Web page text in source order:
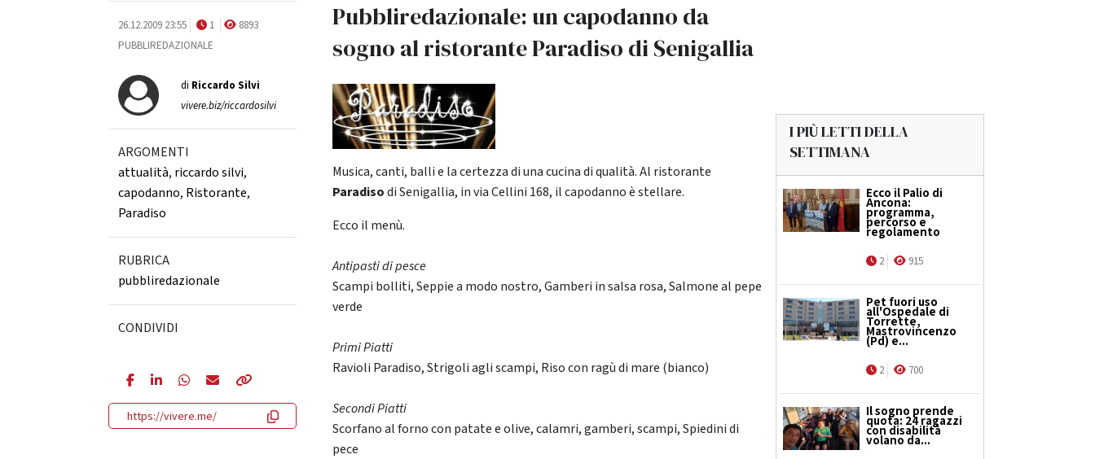
26.12.2009 23:55 1
8893
PUBBLIREDAZIONALE
di Riccardo Silvi
vivere.biz/riccardosilvi
ARGOMENTI
attualità, riccardo silvi,
capodanno, Ristorante,
Paradiso
RUBRICA
pubbliredazionale
CONDIVIDI
https://vivere.me/
Pubbliredazionale: un capodanno da
sogno al ristorante Paradiso di Senigallia
Musica, canti, balli e la certezza di una cucina di qualità. Al ristorante
Paradisodi Senigallia, in via Cellini 168, il capodanno è stellare.
Ecco il menù.
Antipasti di pesce
Scampi bolliti, Seppie a modo nostro, Gamberi in salsa rosa, Salmone al pepe
verde
Primi Piatti
Ravioli Paradiso, Strigoli agli scampi, Riso con ragù di mare (bianco)
Secondi Piatti
Scorfano al forno con patate e olive, calamri, gamberi, scampi, Spiedini di
pece
I PIÙ LETTI DELLA
SETTIMANA
Ecco il Palio di
Ancona:
programma,
percorso e
regolamento
2 915
Pet fuori uso
all'Ospedale di
Torrette,
Mastrovincenzo
(Pd) e...
2 700
Il sogno prende
quota: 24 ragazzi
con disabilità
volano da...